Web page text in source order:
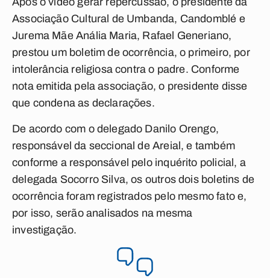
Associação Cultural de Umbanda, Candomblé e
Jurema Mãe Anália Maria, Rafael Generiano,
prestou um boletim de ocorrência, o primeiro, por
intolerância religiosa contra o padre. Conforme
nota emitida pela associação, o presidente disse
que condena as declarações.
De acordo com o delegado Danilo Orengo,
responsável da seccional de Areial, e também
conforme a responsável pelo inquérito policial, a
delegada Socorro Silva, os outros dois boletins de
ocorrência foram registrados pelo mesmo fato e,
por isso, serão analisados na mesma
investigação.